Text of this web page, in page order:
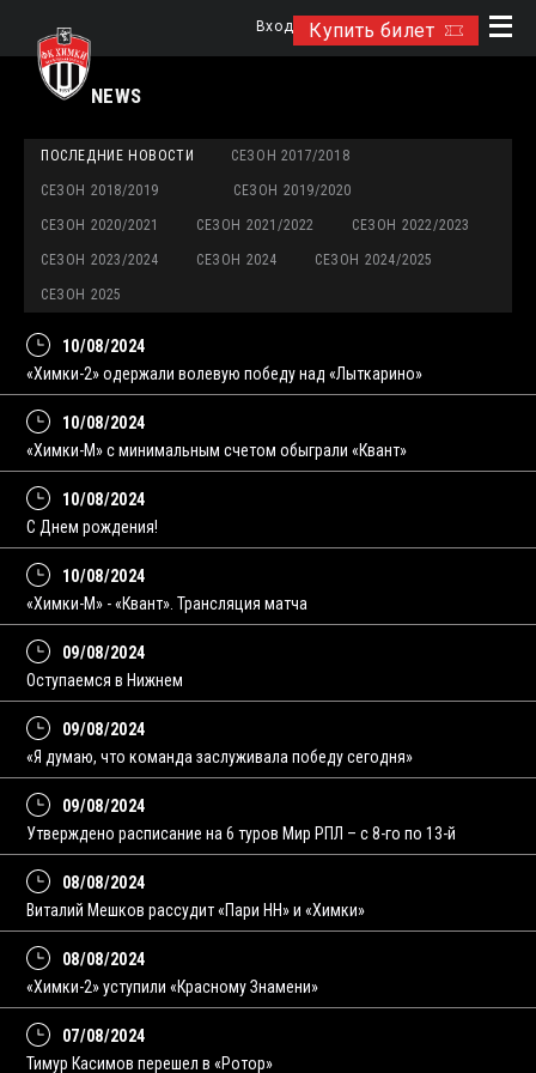
Купить билет
Вход
NEWS
ПОСЛЕДНИЕ НОВОСТИ СЕЗОН 2017/2018
СЕЗОН 2018/2019 СЕЗОН 2019/2020
СЕЗОН 2020/2021 СЕЗОН 2021/2022 СЕЗОН 2022/2023
СЕЗОН 2023/2024 СЕЗОН 2024 СЕЗОН 2024/2025
СЕЗОН 2025
10/08/2024
«Химки-2» одержали волевую победу над «Лыткарино»
10/08/2024
«Химки-М» с минимальным счетом обыграли «Квант»
10/08/2024
С Днем рождения!
10/08/2024
«Химки-М» - «Квант». Трансляция матча
09/08/2024
Оступаемся в Нижнем
09/08/2024
«Я думаю, что команда заслуживала победу сегодня»
09/08/2024
Утверждено расписание на 6 туров Мир РПЛ – с 8-го по 13-й
08/08/2024
Виталий Мешков рассудит «Пари НН» и «Химки»
08/08/2024
«Химки-2» уступили «Красному Знамени»
07/08/2024
Тимур Касимов перешел в «Ротор»